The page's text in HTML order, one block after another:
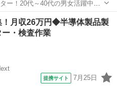
ー！20代～40代の男女活躍中
★《山形県酒田市》 人気の
ペレーター◇ スマホ向け
！月収26万円◆半導体製品製
・検査作業
提携サイト 7月25日